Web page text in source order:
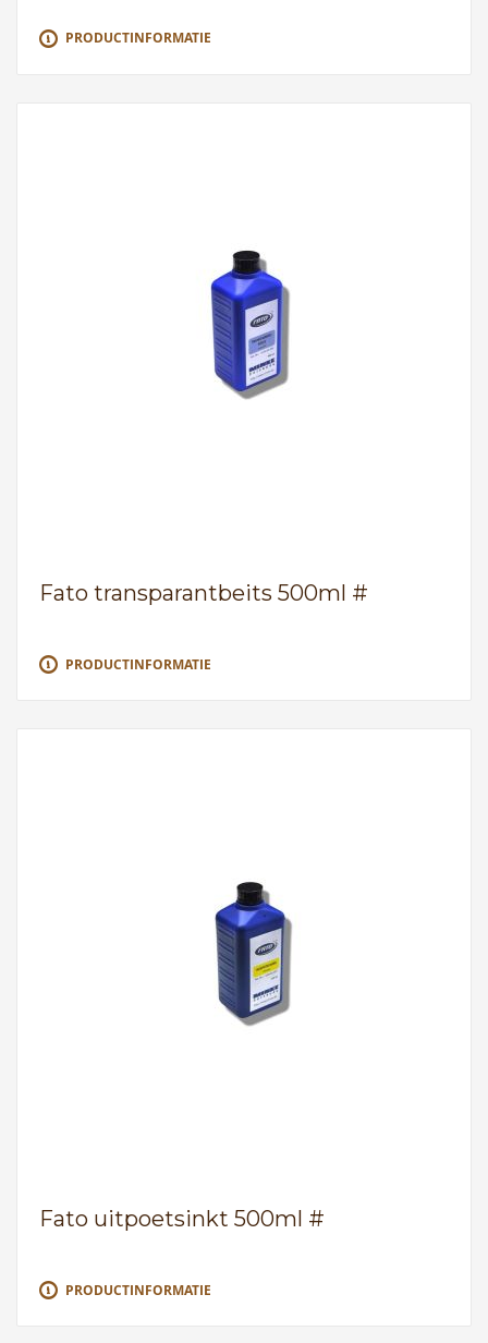
PRODUCTINFORMATIE
Fato transparantbeits 500ml #
PRODUCTINFORMATIE
Fato uitpoetsinkt 500ml #
PRODUCTINFORMATIE